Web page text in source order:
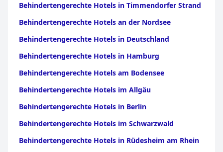
Burgenland | Behindertengerechte Hotels in Jihocesky
Behindertengerechte Hotels in Timmendorfer Strand
Behindertengerechte Hotels an der Nordsee
Behindertengerechte Hotels in Deutschland
Behindertengerechte Hotels in Hamburg
Behindertengerechte Hotels am Bodensee
Behindertengerechte Hotels im Allgäu
Behindertengerechte Hotels in Berlin
Behindertengerechte Hotels im Schwarzwald
Behindertengerechte Hotels in Rüdesheim am Rhein